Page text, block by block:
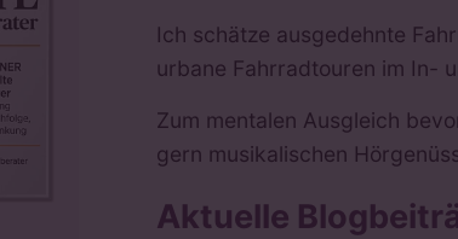
Ich schätze ausgedehnte
urbane Fahrradtouren im In-
Zum mentalen Ausgleich
gern musikalischen
Aktuelle